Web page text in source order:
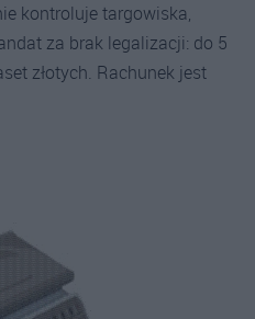
kontroluje targowiska,
za brak legalizacji: do 5
złotych. Rachunek jest